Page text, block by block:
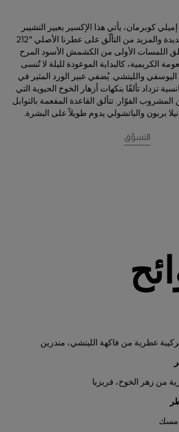
كوبرمان، يأتي هذا الإكسير بعبير التشيبر
الزهري ليضفي كثافة جديدة والمزيد من التألّق على عطرنا الأصلي "212
اللمسات الأولى من الكشمش الأسود المرح
الكريمية، كالبداية الموعودة لليلة لا تُنسى
والليتشي. يُضفي عبير الورد المثير في
تزداد تألقًا بنكهات أزهار الخوخ الحيوية التي
الفوّار. تتألق القاعدة المفعمة بالتوابل
بربون والباتشولي يدوم طويلاً على البشرة.
التسوَّق
عطرية من فاكهة الليتشي، مندرين
من زهر الخوخ، فريزيا
مسك